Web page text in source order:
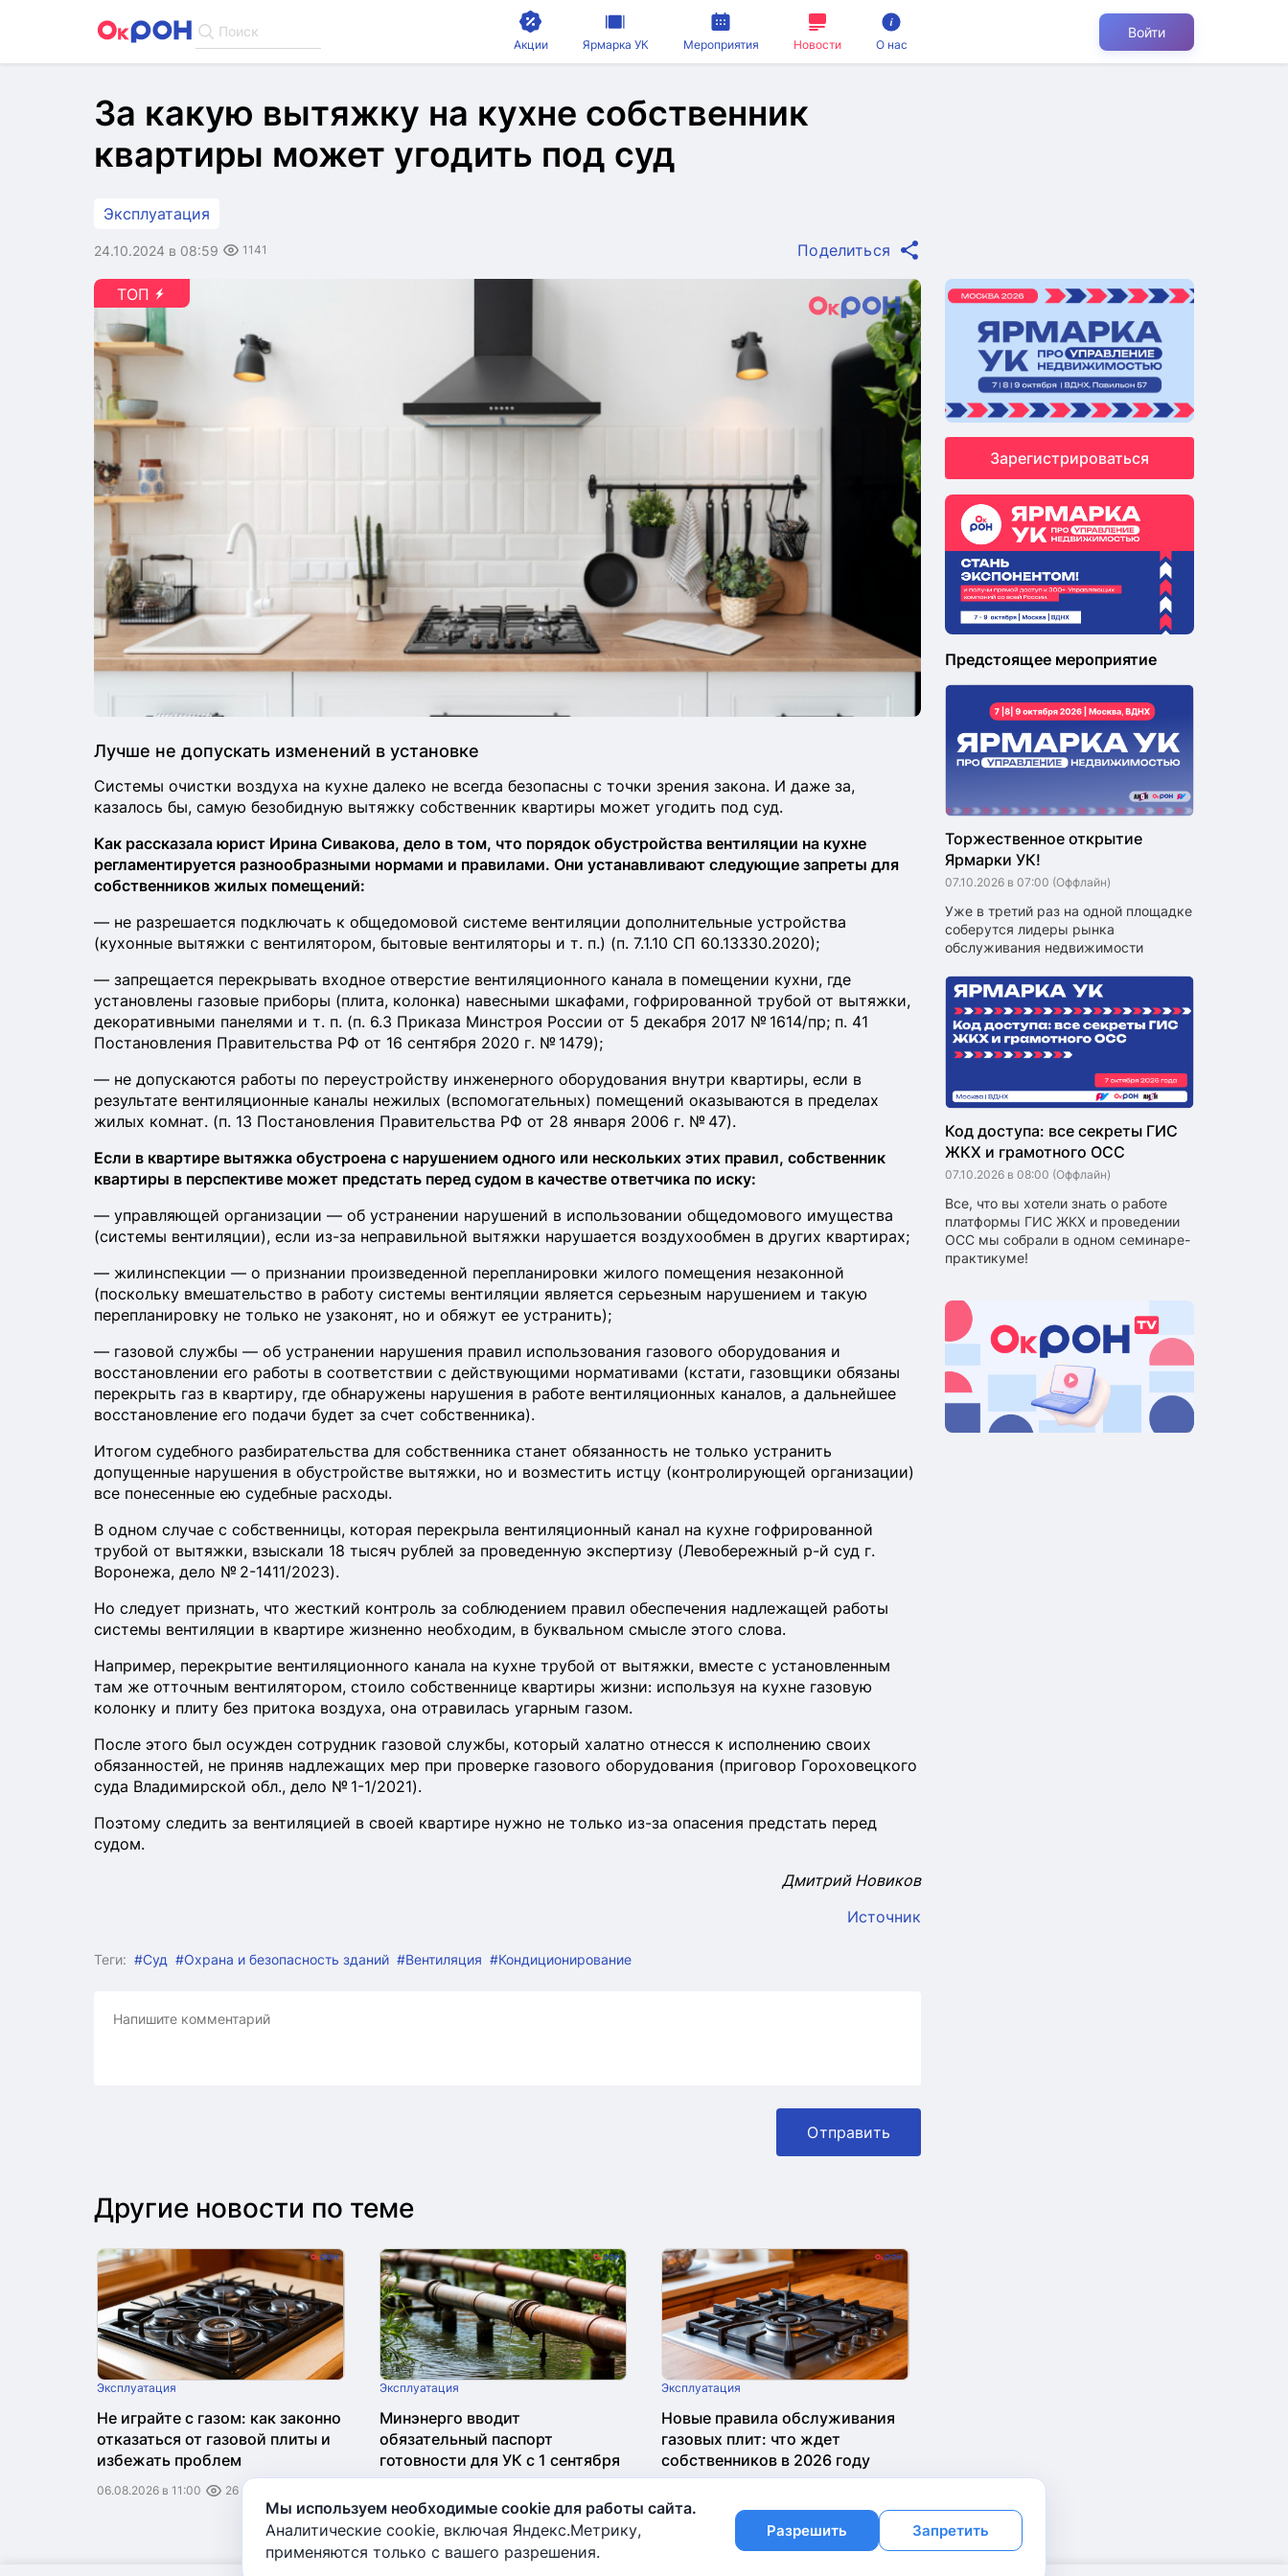
Поиск
Акции Ярмарка УК Мероприятия Новости О нас
Войти
За какую вытяжку на кухне собственник
квартиры может угодить под суд
Эксплуатация
24.10.2024 в 08:59 1141 Поделиться
Лучше не допускать изменений в установке
Системы очистки воздуха на кухне далеко не всегда безопасны с точки зрения закона. И даже за,
казалось бы, самую безобидную вытяжку собственник квартиры может угодить под суд.
Как рассказала юрист Ирина Сивакова, дело в том, что порядок обустройства вентиляции на кухне
регламентируется разнообразными нормами и правилами. Они устанавливают следующие запреты для
собственников жилых помещений:
— не разрешается подключать к общедомовой системе вентиляции дополнительные устройства
(кухонные вытяжки с вентилятором, бытовые вентиляторы и т. п.) (п. 7.1.10 СП 60.13330.2020);
— запрещается перекрывать входное отверстие вентиляционного канала в помещении кухни, где
установлены газовые приборы (плита, колонка) навесными шкафами, гофрированной трубой от вытяжки,
декоративными панелями и т. п. (п. 6.3 Приказа Минстроя России от 5 декабря 2017 № 1614/пр; п. 41
Постановления Правительства РФ от 16 сентября 2020 г. № 1479);
— не допускаются работы по переустройству инженерного оборудования внутри квартиры, если в
результате вентиляционные каналы нежилых (вспомогательных) помещений оказываются в пределах
жилых комнат. (п. 13 Постановления Правительства РФ от 28 января 2006 г. № 47).
Если в квартире вытяжка обустроена с нарушением одного или нескольких этих правил, собственник
квартиры в перспективе может предстать перед судом в качестве ответчика по иску:
— управляющей организации — об устранении нарушений в использовании общедомового имущества
(системы вентиляции), если из-за неправильной вытяжки нарушается воздухообмен в других квартирах;
— жилинспекции — о признании произведенной перепланировки жилого помещения незаконной
(поскольку вмешательство в работу системы вентиляции является серьезным нарушением и такую
перепланировку не только не узаконят, но и обяжут ее устранить);
— газовой службы — об устранении нарушения правил использования газового оборудования и
восстановлении его работы в соответствии с действующими нормативами (кстати, газовщики обязаны
перекрыть газ в квартиру, где обнаружены нарушения в работе вентиляционных каналов, а дальнейшее
восстановление его подачи будет за счет собственника).
Итогом судебного разбирательства для собственника станет обязанность не только устранить
допущенные нарушения в обустройстве вытяжки, но и возместить истцу (контролирующей организации)
все понесенные ею судебные расходы.
В одном случае с собственницы, которая перекрыла вентиляционный канал на кухне гофрированной
трубой от вытяжки, взыскали 18 тысяч рублей за проведенную экспертизу (Левобережный р-й суд г.
Воронежа, дело № 2-1411/2023).
Но следует признать, что жесткий контроль за соблюдением правил обеспечения надлежащей работы
системы вентиляции в квартире жизненно необходим, в буквальном смысле этого слова.
Например, перекрытие вентиляционного канала на кухне трубой от вытяжки, вместе с установленным
там же отточным вентилятором, стоило собственнице квартиры жизни: используя на кухне газовую
колонку и плиту без притока воздуха, она отравилась угарным газом.
После этого был осужден сотрудник газовой службы, который халатно отнесся к исполнению своих
обязанностей, не приняв надлежащих мер при проверке газового оборудования (приговор Гороховецкого
суда Владимирской обл., дело № 1-1/2021).
Поэтому следить за вентиляцией в своей квартире нужно не только из-за опасения предстать перед
судом.
Дмитрий Новиков
Источник
Теги: #Суд #Охрана и безопасность зданий #Вентиляция #Кондиционирование
Отправить
Зарегистрироваться
Предстоящее мероприятие
Торжественное открытие
Ярмарки УК!
07.10.2026 в 07:00 (Оффлайн)
Уже в третий раз на одной площадке
соберутся лидеры рынка
обслуживания недвижимости
Код доступа: все секреты ГИС
ЖКХ и грамотного ОСС
07.10.2026 в 08:00 (Оффлайн)
Все, что вы хотели знать о работе
платформы ГИС ЖКХ и проведении
ОСС мы собрали в одном семинаре-
практикуме!
Другие новости по теме
Эксплуатация
Не играйте с газом: как законно
отказаться от газовой плиты и
избежать проблем
06.08.2026 в 11:00 26
Эксплуатация
Минэнерго вводит
обязательный паспорт
готовности для УК с 1 сентября
Эксплуатация
Новые правила обслуживания
газовых плит: что ждет
собственников в 2026 году
Мы используем необходимые cookie для работы сайта.
Аналитические cookie, включая Яндекс.Метрику,
применяются только с вашего разрешения.
Разрешить Запретить